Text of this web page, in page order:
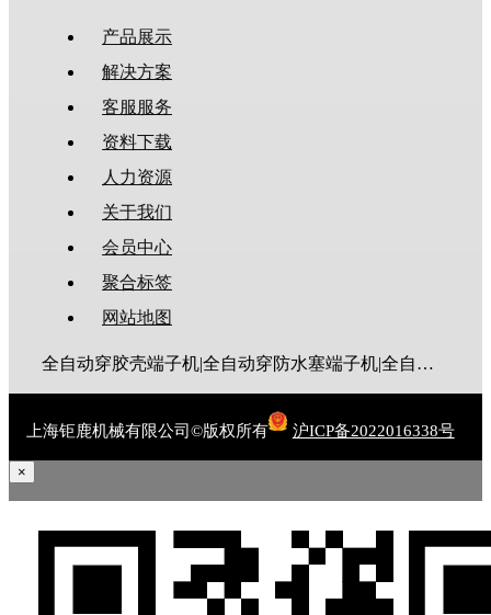
产品展示
解决方案
客服服务
资料下载
人力资源
关于我们
会员中心
聚合标签
网站地图
全自动穿胶壳端子机|全自动穿防水塞端子机|全自动穿热缩管端子机|全自动穿护套端子机|全自动穿号码管端子机|全自动端子机|全自动穿防水栓端子机|端子压着机|端子压接机|静音端子机|多芯线端子机|护套线端子机|全自动排线端子机|新能源大平方压接机|电脑剥线机|自动剥线机|裁线机|剥线机
上海钜鹿机械有限公司©版权所有 沪ICP备2022016338号
×